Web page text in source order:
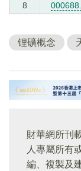
8
锂礦概念
財華網所刊
人專屬所有
編、複製及